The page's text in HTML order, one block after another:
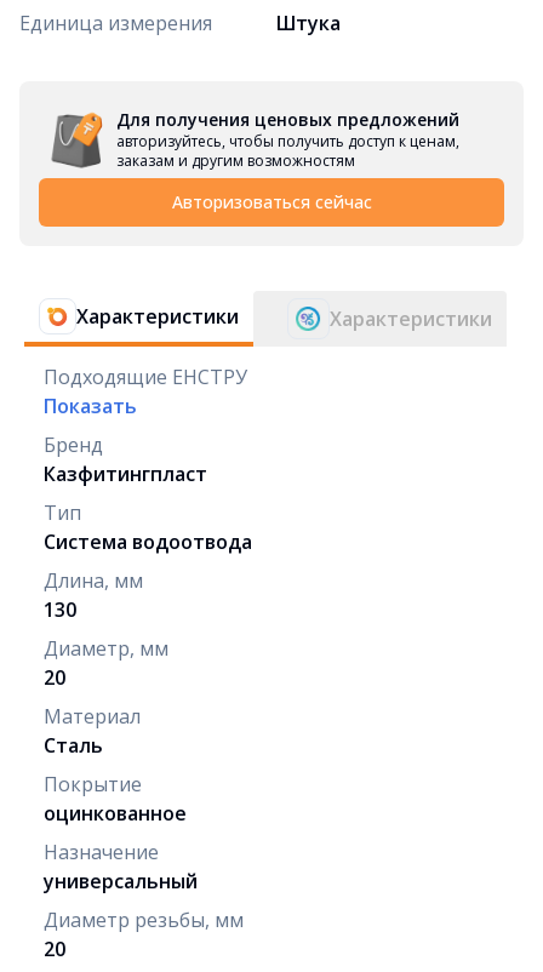
Единица измерения
Штука
Для получения ценовых предложений
авторизуйтесь, чтобы получить доступ к ценам,
заказам и другим возможностям
Авторизоваться сейчас
Характеристики Характеристики
Подходящие ЕНСТРУ
Показать
Бренд
Казфитингпласт
Тип
Система водоотвода
Длина, мм
130
Диаметр, мм
20
Материал
Сталь
Покрытие
оцинкованное
Назначение
универсальный
Диаметр резьбы, мм
20